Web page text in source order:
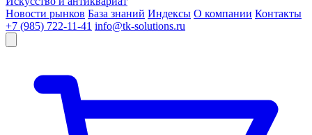
Новости рынков База знаний Индексы О компании Контакты
+7 (985) 722-11-41 info@tk-solutions.ru